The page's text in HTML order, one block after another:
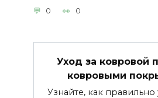
0 0
Уход за ковровой
ковровыми
Узнайте, как правильно